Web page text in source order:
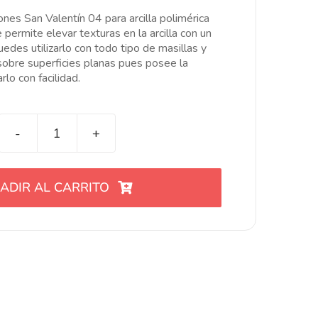
San Valentín 04 para arcilla polimérica
elevar texturas en la arcilla con un
utilizarlo con todo tipo de masillas y
superficies planas pues posee la
con facilidad.
Stencil
Valentín
04
AL CARRITO